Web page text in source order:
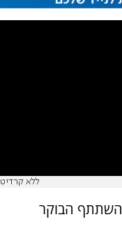
ללא קרדיט
השתתף הבוקר